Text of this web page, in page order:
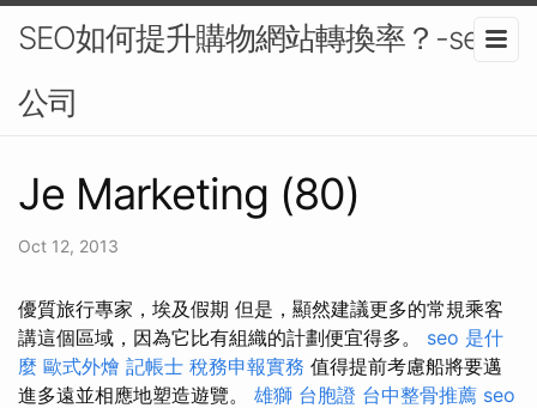
SEO如何提升購物網站轉換率？-seo
公司
Je Marketing (80)
Oct 12, 2013
優質旅行專家，埃及假期 但是，顯然建議更多的常規乘客
講這個區域，因為它比有組織的計劃便宜得多。 seo 是什
麼 歐式外燴 記帳士 稅務申報實務 值得提前考慮船將要邁
進多遠並相應地塑造遊覽。 雄獅 台胞證 台中整骨推薦 seo